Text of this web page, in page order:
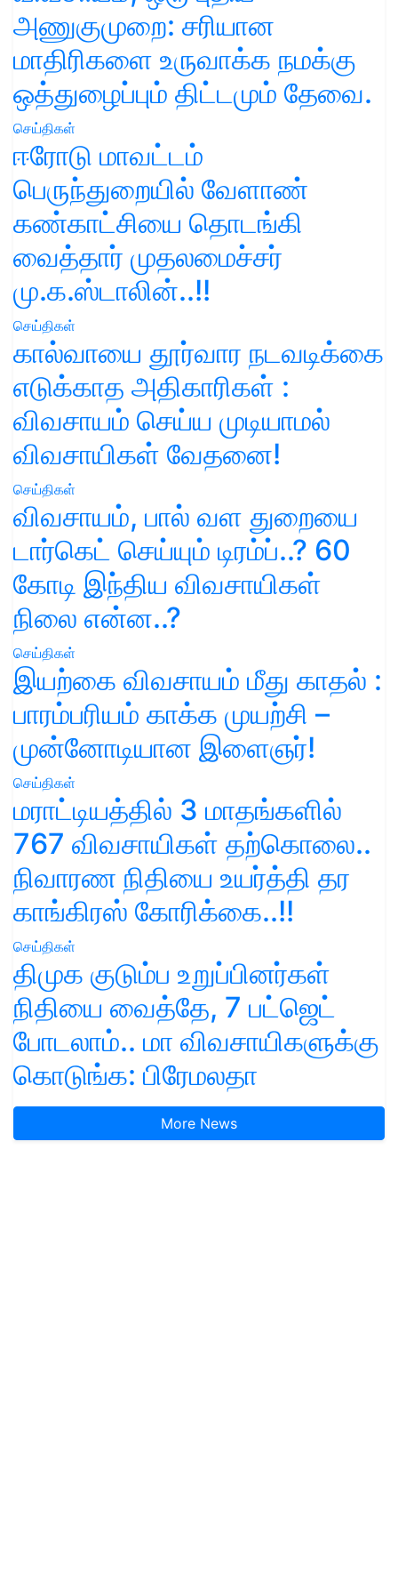
அணுகுமுறை: சரியான
மாதிரிகளை உருவாக்க நமக்கு
ஒத்துழைப்பும் திட்டமும் தேவை.
செய்திகள்
ஈரோடு மாவட்டம்
பெருந்துறையில் வேளாண்
கண்காட்சியை தொடங்கி
வைத்தார் முதலமைச்சர்
மு.க.ஸ்டாலின்..!!
செய்திகள்
கால்வாயை தூர்வார நடவடிக்கை
எடுக்காத அதிகாரிகள் :
விவசாயம் செய்ய முடியாமல்
விவசாயிகள் வேதனை!
செய்திகள்
விவசாயம், பால் வள துறையை
டார்கெட் செய்யும் டிரம்ப்..? 60
கோடி இந்திய விவசாயிகள்
நிலை என்ன..?
செய்திகள்
இயற்கை விவசாயம் மீது காதல் :
பாரம்பரியம் காக்க முயற்சி –
முன்னோடியான இளைஞர்!
செய்திகள்
மராட்டியத்தில் 3 மாதங்களில்
767 விவசாயிகள் தற்கொலை..
நிவாரண நிதியை உயர்த்தி தர
காங்கிரஸ் கோரிக்கை..!!
செய்திகள்
திமுக குடும்ப உறுப்பினர்கள்
நிதியை வைத்தே, 7 பட்ஜெட்
போடலாம்.. மா விவசாயிகளுக்கு
கொடுங்க: பிரேமலதா
More News